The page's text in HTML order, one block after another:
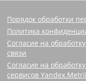
Порядок обработки
Политика
Согласие на
связи
Согласие на
сервисов